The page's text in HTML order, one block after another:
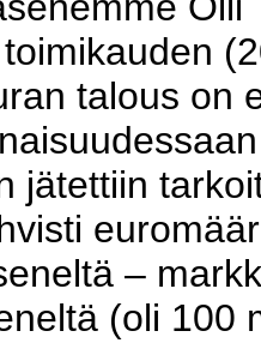
talous on
jätettiin
–
(oli 100